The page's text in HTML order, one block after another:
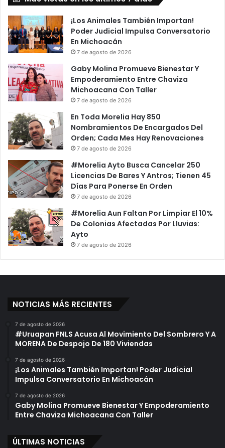
¡Los Animales También Importan!
Poder Judicial Impulsa Conversatorio
En Michoacán
7 de agosto de 2026
Gaby Molina Promueve Bienestar Y
Empoderamiento Entre Chaviza
Michoacana Con Taller
7 de agosto de 2026
En Toda Morelia Hay 850
Nombramientos De Encargados Del
Orden; Cada Mes Hay Renovaciones
7 de agosto de 2026
#Morelia Ayto Busca Cancelar 250
Licencias De Bares Y Antros; Tienen 45
Días Para Ponerse En Orden
7 de agosto de 2026
#Morelia Aun Faltan Por Limpiar El 10%
De Colonias Afectadas Por Lluvias:
Ayto
7 de agosto de 2026
NOTICIAS MÁS RECIENTES
7 de agosto de 2026
#Uruapan FNLS Acusa Al Movimiento Del Sombrero Y A
MORENA De Despojo De 180 Viviendas
7 de agosto de 2026
¡Los Animales También Importan! Poder Judicial
Impulsa Conversatorio En Michoacán
7 de agosto de 2026
Gaby Molina Promueve Bienestar Y Empoderamiento
Entre Chaviza Michoacana Con Taller
ÚLTIMAS NOTICIAS